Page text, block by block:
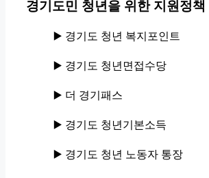
경기도민 청년을 위한 지원정책
▶️ 경기도 청년 복지포인트
▶️ 경기도 청년면접수당
▶️ 더 경기패스
▶️ 경기도 청년기본소득
▶️ 경기도 청년 노동자 통장